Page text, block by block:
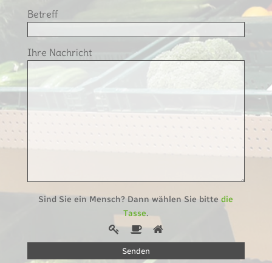
Betreff
Ihre Nachricht
Sind Sie ein Mensch? Dann wählen Sie bittedie
Tasse.
Sind
Sie
1 2